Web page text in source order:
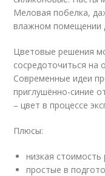
Меловая побелка,
влажном помещении
Цветовые решения
сосредоточиться на
Современные идеи
приглушённо-синие
– цвет в процессе
Плюсы:
низкая стоимость
простые в